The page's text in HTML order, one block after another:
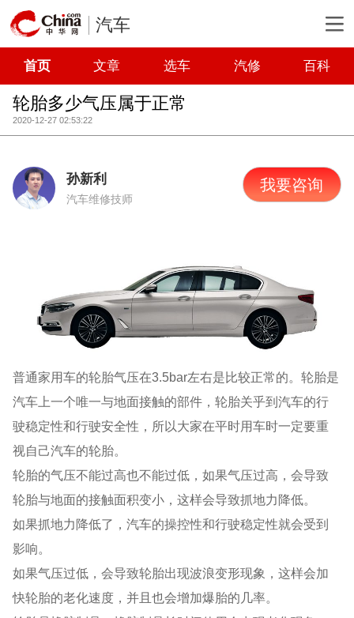
汽车
首页 文章 选车 汽修 百科
轮胎多少气压属于正常
2020-12-27 02:53:22
孙新利
汽车维修技师
我要咨询
普通家用车的轮胎气压在3.5bar左右是比较正常的。轮胎是
汽车上一个唯一与地面接触的部件，轮胎关乎到汽车的行
驶稳定性和行驶安全性，所以大家在平时用车时一定要重
视自己汽车的轮胎。
轮胎的气压不能过高也不能过低，如果气压过高，会导致
轮胎与地面的接触面积变小，这样会导致抓地力降低。
如果抓地力降低了，汽车的操控性和行驶稳定性就会受到
影响。
如果气压过低，会导致轮胎出现波浪变形现象，这样会加
快轮胎的老化速度，并且也会增加爆胎的几率。